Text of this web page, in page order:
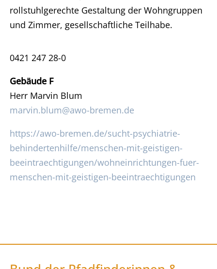
rollstuhlgerechte Gestaltung der Wohngruppen
und Zimmer, gesellschaftliche Teilhabe.
0421 247 28-0
Gebäude F
Herr Marvin Blum
marvin.blum@awo-bremen.de
https://awo-bremen.de/sucht-psychiatrie-
behindertenhilfe/menschen-mit-geistigen-
beeintraechtigungen/wohneinrichtungen-fuer-
menschen-mit-geistigen-beeintraechtigungen